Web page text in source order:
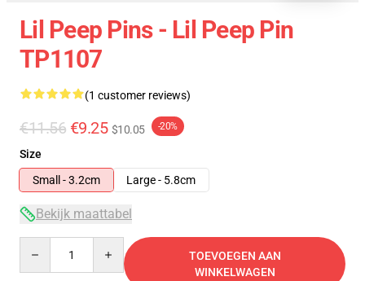
Lil Peep Pins - Lil Peep Pin
TP1107
(1 customer reviews)
€11.56 €9.25 $10.05 -20%
Size
Small - 3.2cm
Large - 5.8cm
Bekijk maattabel
TOEVOEGEN AAN
WINKELWAGEN